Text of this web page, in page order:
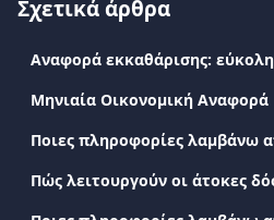
Σχετικά άρθρα
Μηνιαία Οικονομική Αναφορά
Πώς λειτουργούν οι άτοκες